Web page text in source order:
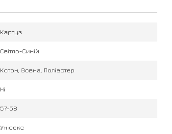
Картуз
Світло-Синій
Котон, Вовна, Поліестер
Ні
57-58
Унісекс